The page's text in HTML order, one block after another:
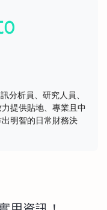
分析員、研究人員、
提供貼地、專業且中
明智的日常財務決